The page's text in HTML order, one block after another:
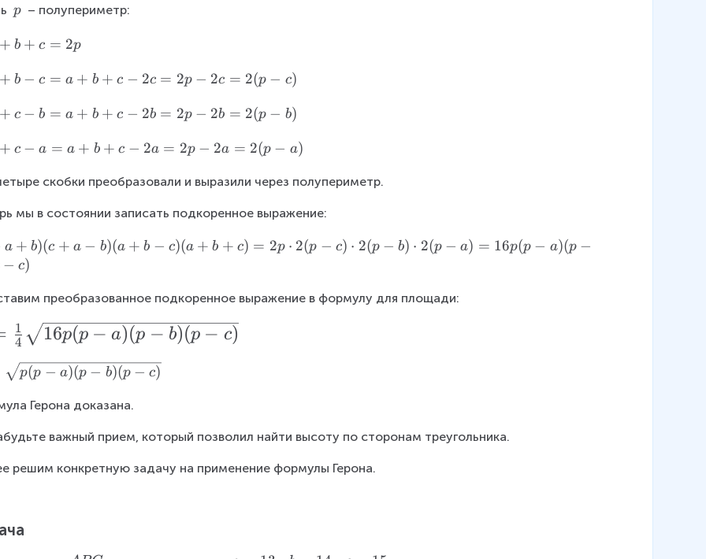
\
p
p – полупериметр:
+ b + c = 2p
+ b − c = a + b + c − 2c = 2p − 2c = 2(p − c)
+ c − b = a + b + c − 2b = 2p − 2b = 2(p − b)
+ c − a = a + b + c − 2a = 2p − 2a = 2(p − a)
скобки преобразовали и выразили через полупериметр.
мы в состоянии записать подкоренное выражение:
a + b)(c + a − b)(a + b − c)(a + b + c) = 2p ⋅ 2(p − c) ⋅ 2(p − b) ⋅ 2(p − a) = 16p(p − a)(p −
− c)
преобразованное подкоренное выражение в формулу для площади:
4
1 16p(p − a)(p − b)(p − c)
p(p − a)(p − b)(p − c)
Герона доказана.
важный прием, который позволил найти высоту по сторонам треугольника.
решим конкретную задачу на применение формулы Герона.